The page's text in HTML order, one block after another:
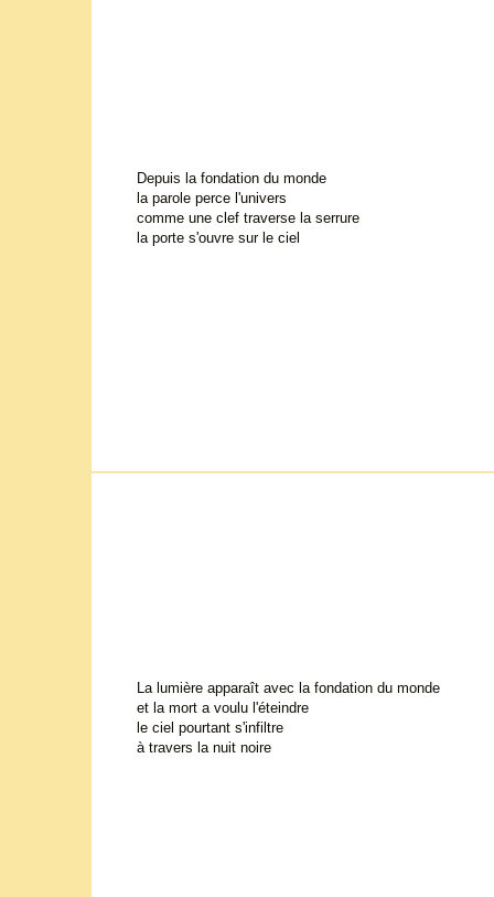
Depuis la fondation du monde
la parole perce l'univers
comme une clef traverse la serrure
la porte s'ouvre sur le ciel
La lumière apparaît avec la fondation du monde
et la mort a voulu l'éteindre
le ciel pourtant s'infiltre
à travers la nuit noire